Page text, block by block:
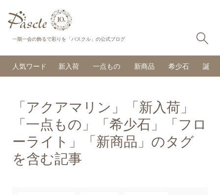
一期一会の飾るで彩りを「パスクル」の公式ブログ
人気ワード 新入荷 一点もの 新商品 希少石 誕生
「アクアマリン」「新入荷」
「一点もの」「希少石」「フロ
ーライト」「新商品」のタグ
を含む記事